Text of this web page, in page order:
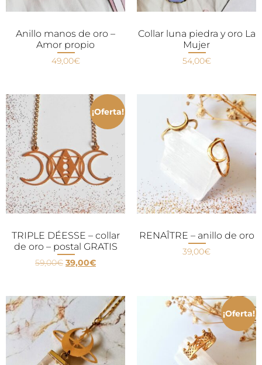
Anillo manos de oro –
Amor propio
49,00€
Collar luna piedra y oro La
Mujer
54,00€
¡Oferta!
TRIPLE DÉESSE – collar
de oro – postal GRATIS
59,00€ 39,00€
RENAÎTRE – anillo de oro
39,00€
¡Oferta!